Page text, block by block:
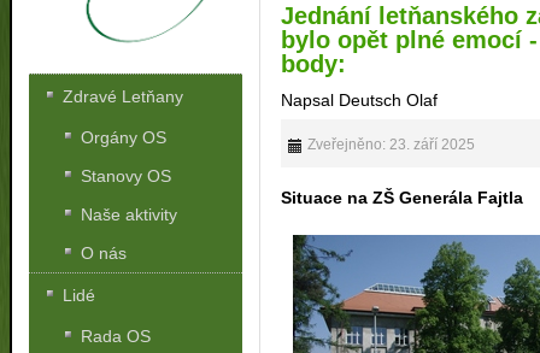
Jednání letňanského
bylo opět plné emocí
body:
Napsal Deutsch Olaf
Zveřejněno: 23. září 2025
Situace na ZŠ Generála Fajtla
Zdravé Letňany
Orgány OS
Stanovy OS
Naše aktivity
O nás
Lidé
Rada OS